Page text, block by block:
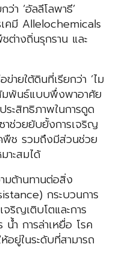
า ‘อัลลีโลพาธี’
คมี Allelochemicals
ต่างถิ่นรุกราน และ
ายใต้ดินที่เรียกว่า ‘ไม
มพันธ์แบบพึ่งพาอาศัย
ะสิทธิภาพในการดูด
าช่วยยับยั้งการเจริญ
พืช รวมถึงมีส่วนช่วย
าะสมได้
มต้านทานต่อสิ่ง
กระบวนการ
ริญเติบโตและการ
ำ การล่าเหยื่อ โรค
อยู่ในระดับที่สามารถ